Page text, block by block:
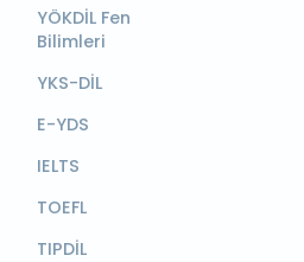
YÖKDİL Fen
Bilimleri
YKS-DİL
E-YDS
IELTS
TOEFL
TIPDİL